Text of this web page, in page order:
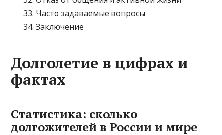
Часто задаваемые вопросы
Заключение
Долголетие в цифрах и
фактах
Статистика: сколько
долгожителей в России и мире